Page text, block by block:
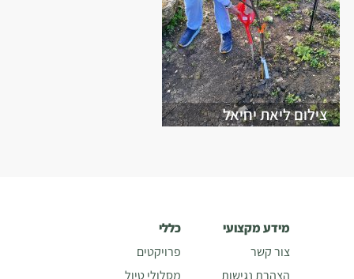
צילום ליאת יחיאל
כללי
פרויקטים
מסלולי טיול
מידע מקצועי
צור קשר
הצהרת נגישות